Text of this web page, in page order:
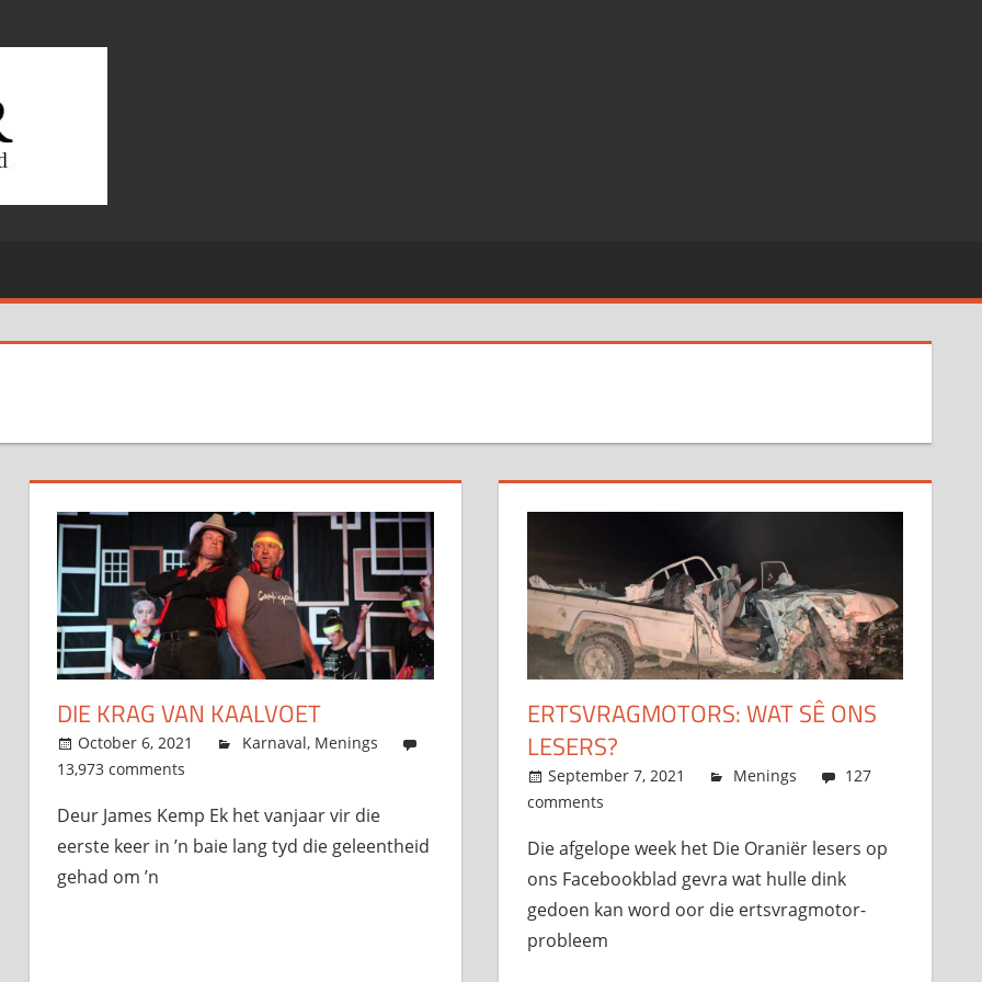
DIE KRAG VAN KAALVOET
October 6, 2021 admin
Karnaval, Menings
13,973 comments
Deur James Kemp Ek het vanjaar vir die
eerste keer in ’n baie lang tyd die geleentheid
gehad om ’n
ERTSVRAGMOTORS: WAT SÊ ONS
LESERS?
September 7, 2021 admin
Menings
127
comments
Die afgelope week het Die Oraniër lesers op
ons Facebookblad gevra wat hulle dink
gedoen kan word oor die ertsvragmotor-
probleem